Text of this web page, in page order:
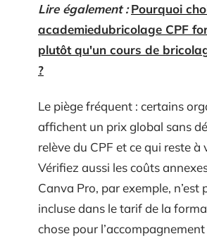
Lire également : Pourquoi
academiedubricolage CPF
plutôt qu'un cours de
?
Le piège fréquent : certains
affichent un prix global sans
relève du CPF et ce qui reste à
Vérifiez aussi les coûts
Canva Pro, par exemple, n’est
incluse dans le tarif de la
chose pour